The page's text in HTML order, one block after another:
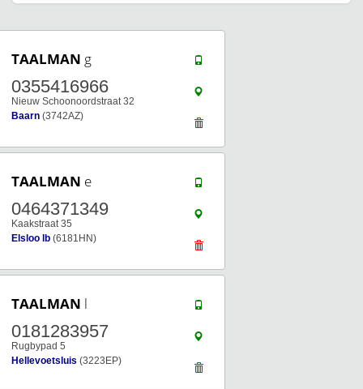
TAALMAN g
0355416966
Nieuw Schoonoordstraat 32
Baarn (3742AZ)
TAALMAN e
0464371349
Kaakstraat 35
Elsloo lb (6181HN)
TAALMAN l
0181283957
Rugbypad 5
Hellevoetsluis (3223EP)